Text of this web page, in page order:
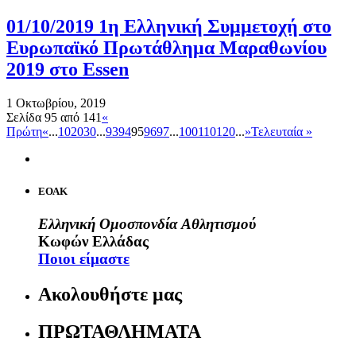
01/10/2019 1η Ελληνική Συμμετοχή στο
Ευρωπαϊκό Πρωτάθλημα Μαραθωνίου
2019 στο Essen
1 Οκτωβρίου, 2019
Σελίδα 95 από 141 «
Πρώτη«...102030...9394959697...100110120...»Τελευταία »
ΕΟΑΚ
Ελληνική Ομοσπονδία Αθλητισμού
Κωφών Ελλάδας
Ποιοι είμαστε
Ακολουθήστε μας
ΠΡΩΤΑΘΛΗΜΑΤΑ